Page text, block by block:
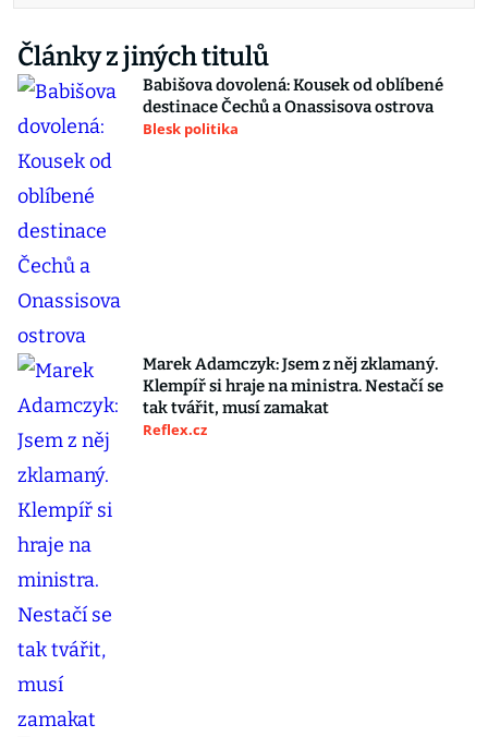
Články z jiných titulů
Babišova dovolená: Kousek od oblíbené
destinace Čechů a Onassisova ostrova
Blesk politika
Marek Adamczyk: Jsem z něj zklamaný.
Klempíř si hraje na ministra. Nestačí se
tak tvářit, musí zamakat
Reflex.cz